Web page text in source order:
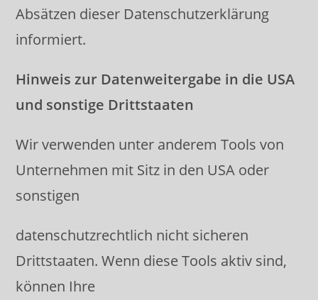
Absätzen dieser Datenschutzerklärung
informiert.
Hinweis zur Datenweitergabe in die USA
und sonstige Drittstaaten
Wir verwenden unter anderem Tools von
Unternehmen mit Sitz in den USA oder
sonstigen
datenschutzrechtlich nicht sicheren
Drittstaaten. Wenn diese Tools aktiv sind,
können Ihre